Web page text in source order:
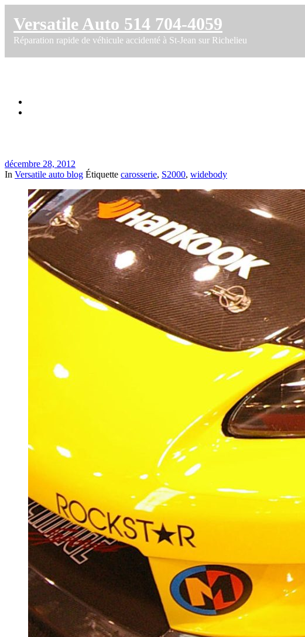
Versatile Auto 514 704-4059
Réparation rapide de véhicule accidenté à St-Jean sur Richelieu
décembre 28, 2012
In Versatile auto blog Étiquette carosserie, S2000, widebody